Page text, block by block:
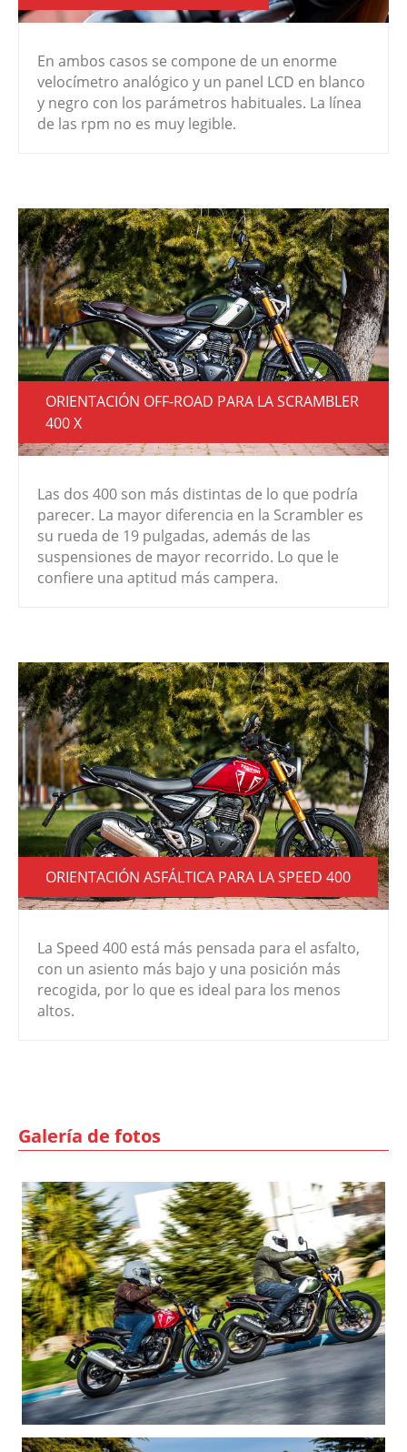
En ambos casos se compone de un enorme
velocímetro analógico y un panel LCD en blanco
y negro con los parámetros habituales. La línea
de las rpm no es muy legible.
ORIENTACIÓN OFF-ROAD PARA LA SCRAMBLER
400 X
Las dos 400 son más distintas de lo que podría
parecer. La mayor diferencia en la Scrambler es
su rueda de 19 pulgadas, además de las
suspensiones de mayor recorrido. Lo que le
confiere una aptitud más campera.
ORIENTACIÓN ASFÁLTICA PARA LA SPEED 400
La Speed 400 está más pensada para el asfalto,
con un asiento más bajo y una posición más
recogida, por lo que es ideal para los menos
altos.
Galería de fotos